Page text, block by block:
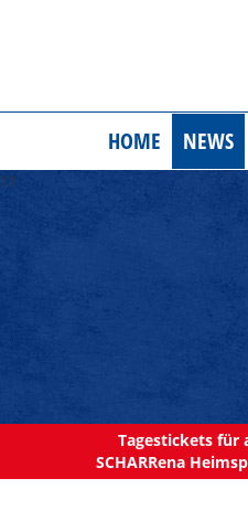
HOME NEWS
11
Tagestickets für
SCHARRena